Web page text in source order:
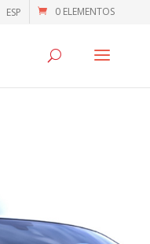
0 ELEMENTOS
ESP